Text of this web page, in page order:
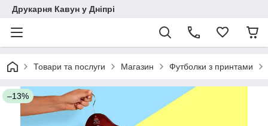
Друкарня Кавун у Дніпрі
Товари та послуги Магазин Футболки з принтами
–13%